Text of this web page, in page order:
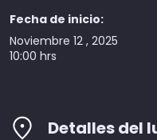
Fecha de inicio:
Noviembre 12 , 2025
10:00 hrs
Detalles del